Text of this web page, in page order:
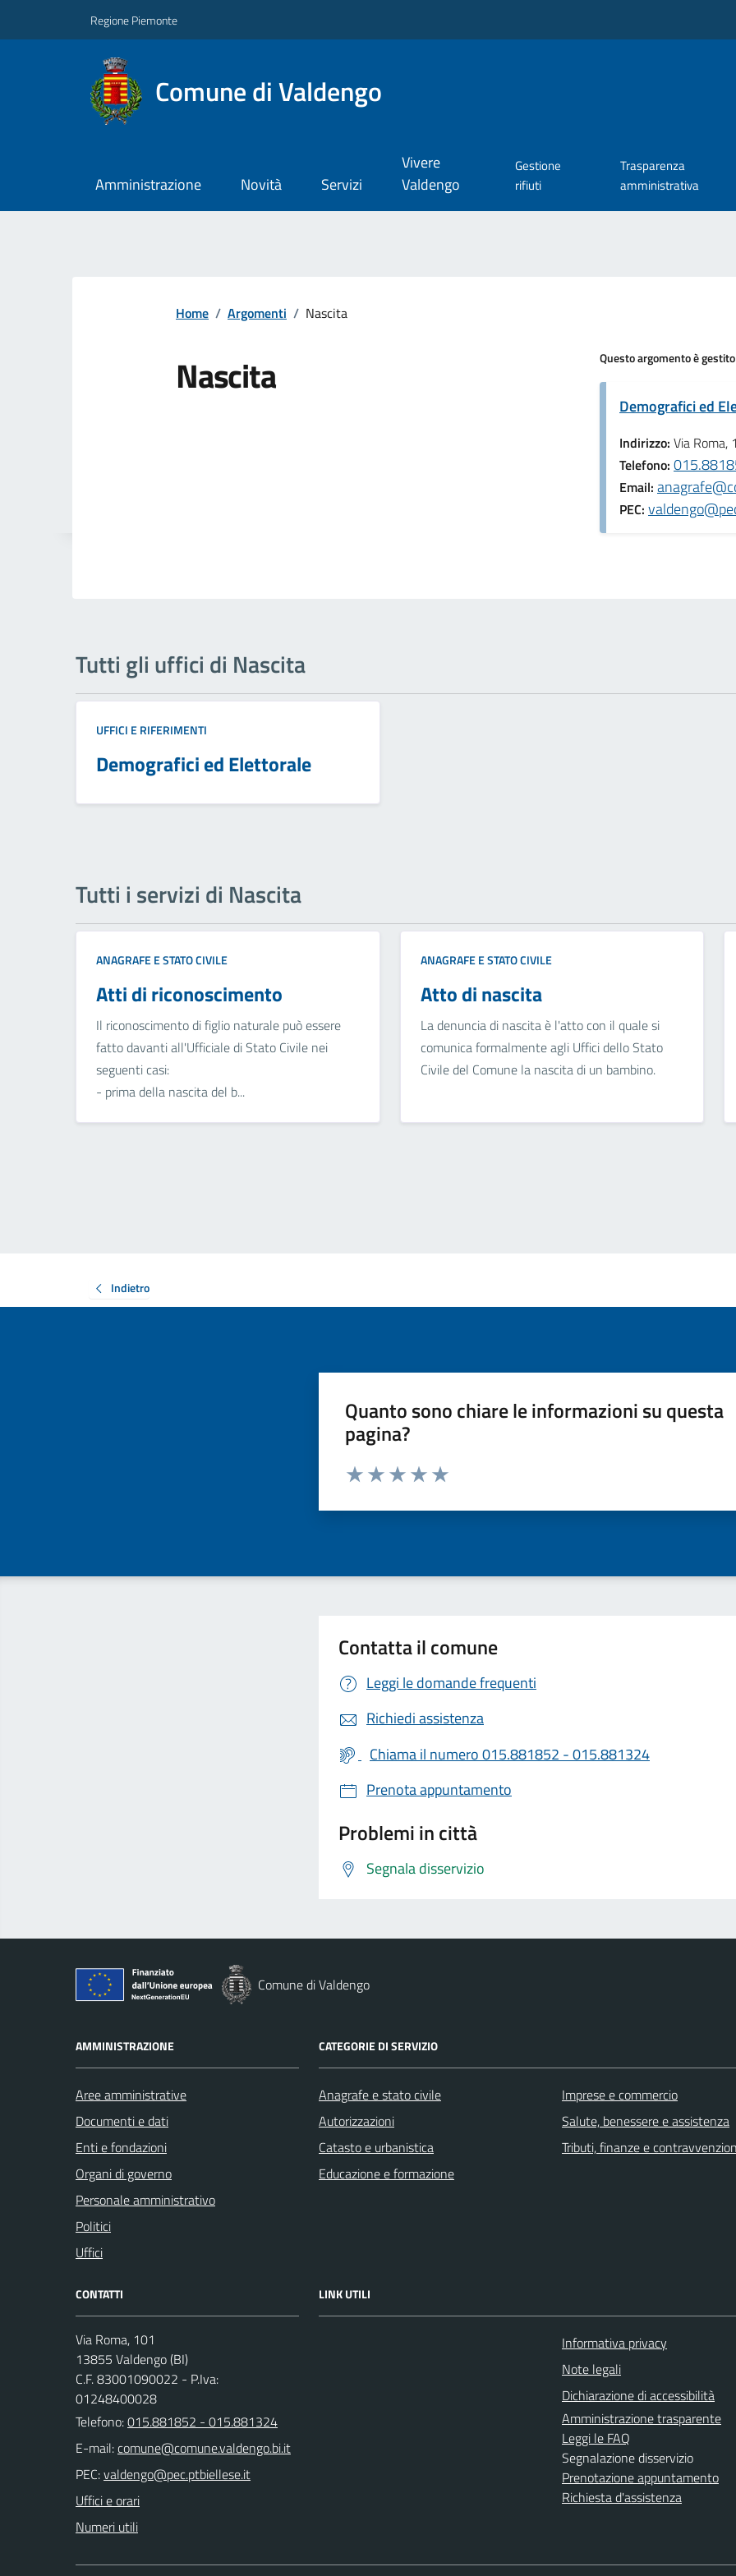
Regione Piemonte
Comune di Valdengo
Amministrazione Novità Servizi
Vivere
Valdengo
Gestione
rifiuti
Trasparenza
amministrativa
Home / Argomenti / Nascita
Nascita Questo argomento è
Demografici ed
Indirizzo: Via Roma,
Telefono:
Email:
PEC:
Tutti gli uffici di Nascita
UFFICI E RIFERIMENTI
Demografici ed Elettorale
Tutti i servizi di Nascita
ANAGRAFE E STATO CIVILE
Atti di riconoscimento
Il riconoscimento di figlio naturale può essere
fatto davanti all'Ufficiale di Stato Civile nei
seguenti casi:
- prima della nascita del b...
ANAGRAFE E STATO CIVILE
Atto di nascita
La denuncia di nascita è l'atto con il quale si
comunica formalmente agli Uffici dello Stato
Civile del Comune la nascita di un bambino.
Indietro
Quanto sono chiare le informazioni su questa
pagina?
Valuta da 1 a 5 stelle la pagina
Contatta il comune
Leggi le domande frequenti
Richiedi assistenza
Chiama il numero 015.881852 - 015.881324
Prenota appuntamento
Problemi in città
Segnala disservizio
Comune di Valdengo
AMMINISTRAZIONE
Aree amministrative
Documenti e dati
Enti e fondazioni
Organi di governo
Personale amministrativo
Politici
Uffici
CATEGORIE DI SERVIZIO
Anagrafe e stato civile
Autorizzazioni
Catasto e urbanistica
Educazione e formazione
Imprese e commercio
Salute, benessere e assistenza
Tributi, finanze e
CONTATTI
Via Roma, 101
13855 Valdengo (BI)
C.F. 83001090022 - P.Iva:
01248400028
Telefono:015.881852 - 015.881324
E-mail:
PEC:
Uffici e orari
Numeri utili
LINK UTILI
Informativa privacy
Note legali
Dichiarazione di accessibilità
Amministrazione trasparente
Leggi le FAQ
Segnalazione disservizio
Prenotazione appuntamento
Richiesta d'assistenza